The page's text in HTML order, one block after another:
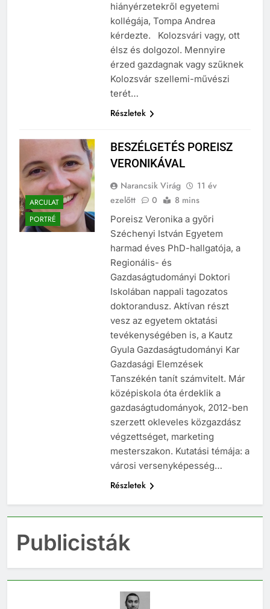
hiányérzetekről egyetemi
kollégája, Tompa Andrea
kérdezte. Kolozsvári vagy, ott
élsz és dolgozol. Mennyire
érzed gazdagnak vagy szűknek
Kolozsvár szellemi-művészi
terét…
Részletek
ARCULAT
PORTRÉ
BESZÉLGETÉS POREISZ
VERONIKÁVAL
Narancsik Virág
11 év
ezelőtt
0 8 mins
Poreisz Veronika a győri
Széchenyi István Egyetem
harmad éves PhD-hallgatója, a
Regionális- és
Gazdaságtudományi Doktori
Iskolában nappali tagozatos
doktorandusz. Aktívan részt
vesz az egyetem oktatási
tevékenységében is, a Kautz
Gyula Gazdaságtudományi Kar
Gazdasági Elemzések
Tanszékén tanít számvitelt. Már
középiskola óta érdeklik a
gazdaságtudományok, 2012-ben
szerzett okleveles közgazdász
végzettséget, marketing
mesterszakon. Kutatási témája: a
városi versenyképesség…
Részletek
Publicisták